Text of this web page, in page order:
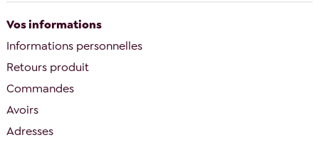
Vos informations
Informations personnelles
Retours produit
Commandes
Avoirs
Adresses